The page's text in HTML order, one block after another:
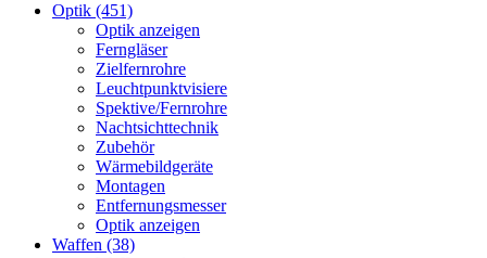
Optik (451)
Optik anzeigen
Ferngläser
Zielfernrohre
Leuchtpunktvisiere
Spektive/Fernrohre
Nachtsichttechnik
Zubehör
Wärmebildgeräte
Montagen
Entfernungsmesser
Optik anzeigen
Waffen (38)